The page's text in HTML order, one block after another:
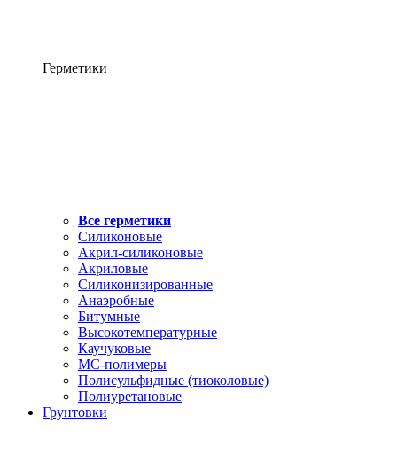
Герметики
Все герметики
Силиконовые
Акрил-силиконовые
Акриловые
Силиконизированные
Анаэробные
Битумные
Высокотемпературные
Каучуковые
МС-полимеры
Полисульфидные (тиоколовые)
Полиуретановые
Грунтовки